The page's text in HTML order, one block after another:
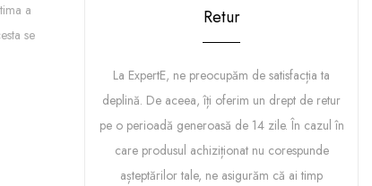
a
se
Retur
La ExpertE, ne preocupăm de satisfacția ta
deplină. De aceea, îți oferim un drept de retur
pe o perioadă generoasă de 14 zile. În cazul în
care produsul achiziționat nu corespunde
așteptărilor tale, ne asigurăm că ai timp